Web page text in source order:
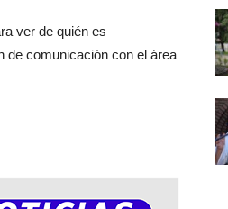
ver de quién es
de comunicación con el área